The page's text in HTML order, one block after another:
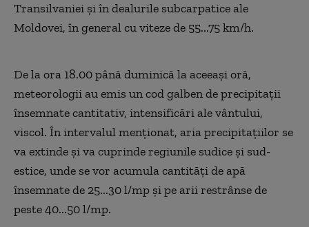
Transilvaniei și în dealurile subcarpatice ale
Moldovei, în general cu viteze de 55...75 km/h.
De la ora 18.00 până duminică la aceeași oră,
meteorologii au emis un cod galben de precipitații
însemnate cantitativ, intensificări ale vântului,
viscol. În intervalul menționat, aria precipitațiilor se
va extinde și va cuprinde regiunile sudice și sud-
estice, unde se vor acumula cantități de apă
însemnate de 25...30 l/mp și pe arii restrânse de
peste 40...50 l/mp.